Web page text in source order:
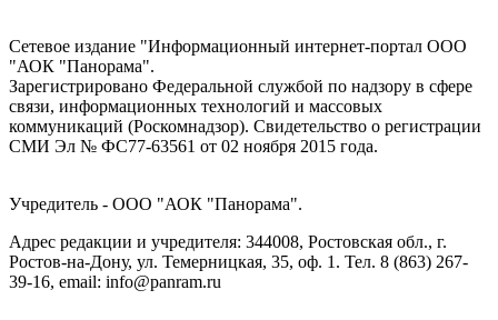
Сетевое издание "Информационный интернет-портал ООО
"АОК "Панорама".
Зарегистрировано Федеральной службой по надзору в сфере
связи, информационных технологий и массовых
коммуникаций (Роскомнадзор). Cвидетельство о регистрации
СМИ Эл № ФС77-63561 от 02 ноября 2015 года.
Учредитель - ООО "АОК "Панорама".
Адрес редакции и учредителя: 344008, Ростовская обл., г.
Ростов-на-Дону, ул. Темерницкая, 35, оф. 1. Тел. 8 (863) 267-
39-16, email: info@panram.ru